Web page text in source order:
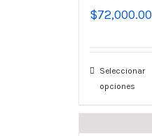
$72,000.00
Seleccionar
opciones